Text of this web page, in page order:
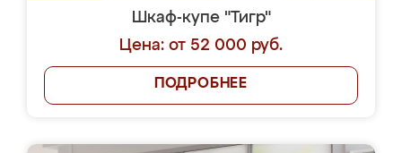
Шкаф-купе "Тигр"
Цена: от 52 000 руб.
ПОДРОБНЕЕ